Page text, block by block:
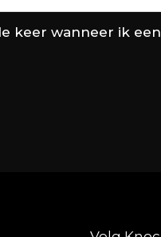
keer wanneer ik een